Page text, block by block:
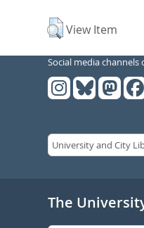
View Item
Social media channels
The